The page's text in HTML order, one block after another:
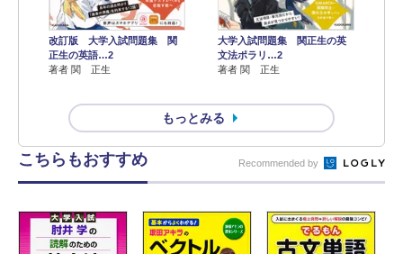
改訂版 大学入試問題集 関
正生の英語…2
著者 関 正生
大学入試問題集 関正生の英
文法ポラリ…2
著者 関 正生
もっとみる
こちらもおすすめ Recommended by